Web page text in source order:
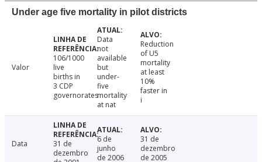
Under age five mortality in pilot districts
Valor
106/1000
live
births in
3 CDP
governorates
Data
not
available
but
under-
five
mortality
at nat
Reduction
of U5
mortality
at least
10%
faster in
i
Data
31 de
dezembro
6 de
junho
de 2006
31 de
dezembro
de 2005